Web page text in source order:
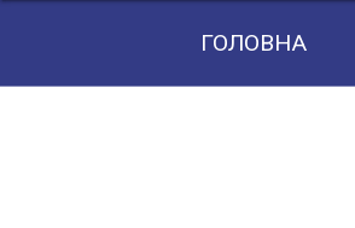
ГОЛОВНА
Заклади-партнери